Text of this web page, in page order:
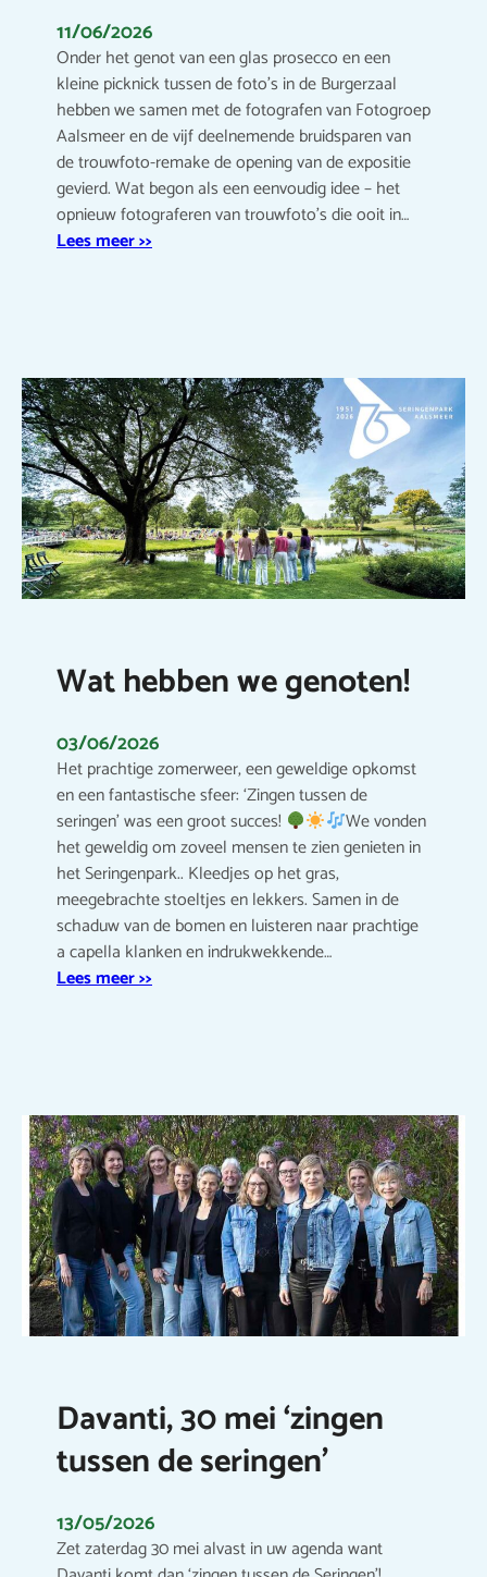
11/06/2026
Onder het genot van een glas prosecco en een
kleine picknick tussen de foto’s in de Burgerzaal
hebben we samen met de fotografen van Fotogroep
Aalsmeer en de vijf deelnemende bruidsparen van
de trouwfoto-remake de opening van de expositie
gevierd. Wat begon als een eenvoudig idee – het
opnieuw fotograferen van trouwfoto’s die ooit in…
Lees meer >>
Wat hebben we genoten!
03/06/2026
Het prachtige zomerweer, een geweldige opkomst
en een fantastische sfeer: ‘Zingen tussen de
seringen’ was een groot succes!
We vonden
het geweldig om zoveel mensen te zien genieten in
het Seringenpark.. Kleedjes op het gras,
meegebrachte stoeltjes en lekkers. Samen in de
schaduw van de bomen en luisteren naar prachtige
a capella klanken en indrukwekkende…
Lees meer >>
Davanti, 30 mei ‘zingen
tussen de seringen’
13/05/2026
Zet zaterdag 30 mei alvast in uw agenda want